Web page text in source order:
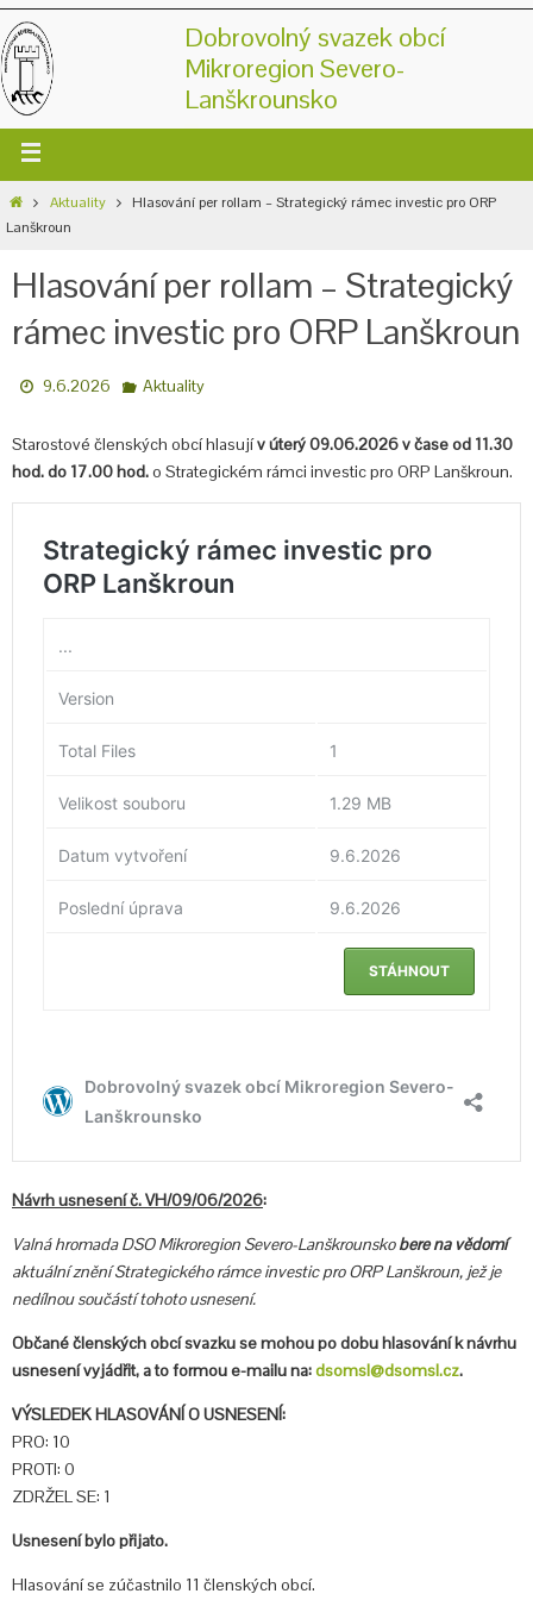
Dobrovolný svazek obcí
Mikroregion Severo-
Lanškrounsko
Aktuality
Hlasování per rollam – Strategický rámec investic pro ORP
Lanškroun
Hlasování per rollam – Strategický
rámec investic pro ORP Lanškroun
9.6.2026 Aktuality
Starostové členských obcí hlasujív úterý 09.06.2026 v čase od 11.30
hod. do 17.00 hod.o Strategickém rámci investic pro ORP Lanškroun.
Návrh usnesení č. VH/09/06/2026:
Valná hromada DSO Mikroregion Severo-Lanškrounskobere na vědomí
aktuální znění Strategického rámce investic pro ORP Lanškroun, jež je
nedílnou součástí tohoto usnesení.
Občané členských obcí svazku se mohou po dobu hlasování k návrhu
usnesení vyjádřit, a to formou e-mailu na:dsomsl@dsomsl.cz.
VÝSLEDEK HLASOVÁNÍ O USNESENÍ:
PRO: 10
PROTI: 0
ZDRŽEL SE: 1
Usnesení bylo přijato.
Hlasování se zúčastnilo 11 členských obcí.